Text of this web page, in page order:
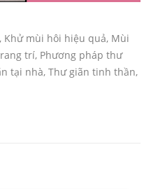
, Khử mùi hôi hiệu quả, Mùi
trí, Phương pháp thư
tại nhà, Thư giãn tinh thần,